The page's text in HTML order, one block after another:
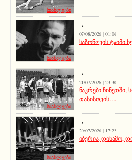
სიახლეები
სიახლეები
07/08/2026 | 01:06
საზონოვის ტაიმი
სიახლეები
21/07/2026 | 23:30
ნაკრები
თასისთვის….
სიახლეები
20/07/2026 | 17:22
იბერია, დინამო,